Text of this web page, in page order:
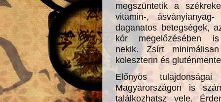
megszüntetik a
vitamin-,
daganatos betegségek,
kór megelőzésében
nekik. Zsírt
koleszterin és
Előnyös
Magyarországon is
találkozhatsz vele.